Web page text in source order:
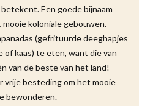
betekent. Een goede bijnaam
koloniale gebouwen.
(gefrituurde deeghapjes
kaas) te eten, want die van
van de beste van het land!
vrije besteding om het mooie
bewonderen.